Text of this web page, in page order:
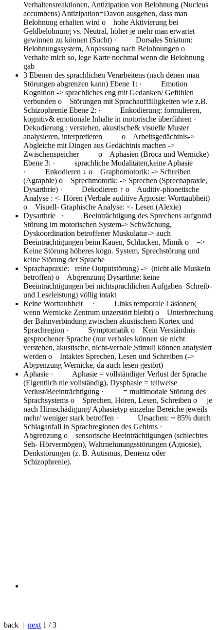
Verhaltensreaktionen, Antizipation von Belohnung (Nucleus
accumbens) Antizipation=Davon ausgehen, dass man
Belohnung erhalten wird o hohe Aktivierung bei
Geldbelohnung vs. Neutral, höher je mehr man erwartet
gewinnen zu können (Sucht) · Dorsales Striatum:
Belohnungssystem, Anpassung nach Belohnungen o
Verhalte mich so, lege Karte nochmal wenn die Belohnung
gab
3 Ebenen des sprachlichen Verarbeitens (nach denen man
Störungen abgrenzen kann) Ebene 1: · Emotion
Kognition -> sprachliches eng mit Gedanken/ Gefühlen
verbunden o Störungen mit Sprachauffälligkeiten wie z.B.
Schizophrenie Ebene 2: · Enkodierung: formulieren,
kognitiv& emotionale Inhalte in motorische überführen ·
Dekodierung : verstehen, akustische& visuelle Muster
analysieren, interpretieren o Arbeitsgedächtnis->
Abgleiche mit Dingen aus Gedächtnis machen ->
Zwischenspeicher o Aphasien (Broca und Wernicke)
Ebene 3: · sprachliche Modalitäten,keine Aphasie
· Enkodieren ↓ o Graphomotorik: -> Schreiben
(Agraphie) o Sprechmotorik: -> Sprechen (Sprechapraxie,
Dysarthrie) · Dekodieren ↑ o Auditiv-phonetische
Analyse : <- Hören (Verbale auditive Agnosie: Worttaubheit)
o Visuell- Graphische Analyse: <- Lesen (Alexie)
Dysarthrie
· Beeinträchtigung des Sprechens aufgrund
Störung im motorischen System-> Schwächung,
Dyskoordination betroffener Muskulatur-> auch
Beeinträchtigungen beim Kauen, Schlucken, Mimik o =>
Keine Störung höheres kogn. System, Sprechstörung und
keine Störung der Sprache
Sprachapraxie:
reine Outputstörung) -> (nicht alle Muskeln
betroffen) o Abgrenzung Dysarthrie: keine
Beeinträchtigungen bei nichtsprachlichen Aufgaben Schreib-
und Leseleistung) völlig intakt
Reine Worttaubheit
· Links temporale Läsionen(
wenn Wernicke Zentrum unzerstört bleibt) o Unterbrechung
der Bahnverbindung zwischen akustischem Kortex und
Sprachregion · Symptomatik o Kein Verständnis
gesprochener Sprache (nur verbales können sie nicht
verstehen, akustische, nicht-verbale Stimuli können analysiert
werden o Intaktes Sprechen, Lesen und Schreiben (->
Abgrenzung Wernicke, da auch lesen gestört)
Aphasie · Aphasie = vollständiger Verlust der Sprache
(Eigentlich nie vollständig), Dysphasie = teilweise
Verlust/Beeinträchtigung · = multimodale Störung des
Sprachsystems o Sprechen, Hören, Lesen, Schreiben o je
nach Hirnschädigung/ Aphasietyp einzelne Bereiche jeweils
mehr/ weniger stark betroffen · Ursachen: ~ 85% durch
Schlaganfall in Sprachregionen des Gehirns ·
Abgrenzung o sensorische Beeinträchtigungen (schlechtes
Seh- Hörvermögen), Wahrnehmungsstörungen (Agnosie),
Denkstörungen (z. B. Autismus, Demenz oder
Schizophrenie).
back | next 1 / 3